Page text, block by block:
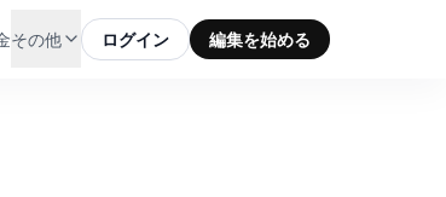
その他 ログイン 編集を始める